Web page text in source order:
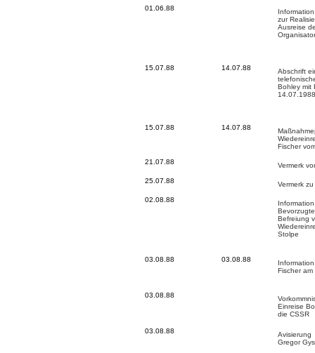
01.06.88
Information
zur
Ausreise
15.07.88 14.07.88
Abschrift
Bohley mit
15.07.88 14.07.88
Fischer
21.07.88
Vermerk
25.07.88
Vermerk
02.08.88
Information
Befreiung
Stolpe
03.08.88 03.08.88
Fischer
03.08.88
Einreise
die CSSR
03.08.88
Avisierung
Gregor